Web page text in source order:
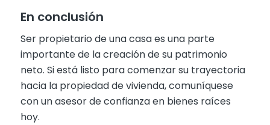
En conclusión
Ser propietario de una casa es una parte
importante de la creación de su patrimonio
neto. Si está listo para comenzar su trayectoria
hacia la propiedad de vivienda, comuníquese
con un asesor de confianza en bienes raíces
hoy.